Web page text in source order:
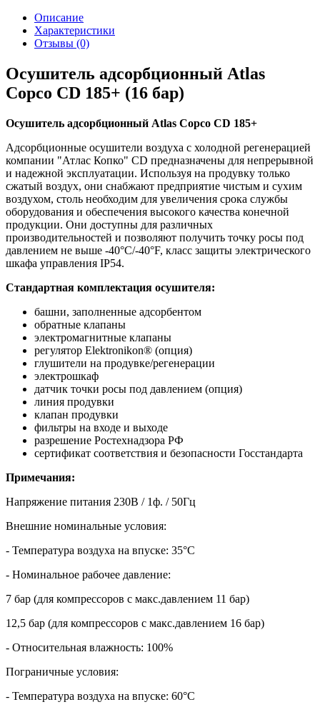
Описание
Характеристики
Отзывы (0)
Осушитель адсорбционный Atlas
Copco CD 185+ (16 бар)
Осушитель адсорбционный Atlas Copco CD 185+
Адсорбционные осушители воздуха с холодной регенерацией
компании "Атлас Копко" CD предназначены для непрерывной
и надежной эксплуатации. Используя на продувку только
сжатый воздух, они снабжают предприятие чистым и сухим
воздухом, столь необходим для увеличения срока службы
оборудования и обеспечения высокого качества конечной
продукции. Они доступны для различных
производительностей и позволяют получить точку росы под
давлением не выше -40°C/-40°F, класс защиты электрического
шкафа управления IP54.
Стандартная комплектация осушителя:
башни, заполненные адсорбентом
обратные клапаны
электромагнитные клапаны
регулятор Elektronikon® (опция)
глушители на продувке/регенерации
электрошкаф
датчик точки росы под давлением (опция)
линия продувки
клапан продувки
фильтры на входе и выходе
разрешение Ростехнадзора РФ
сертификат соответствия и безопасности Госстандарта
Примечания:
Напряжение питания 230В / 1ф. / 50Гц
Внешние номинальные условия:
- Температура воздуха на впуске: 35°С
- Номинальное рабочее давление:
7 бар (для компрессоров с макс.давлением 11 бар)
12,5 бар (для компрессоров с макс.давлением 16 бар)
- Относительная влажность: 100%
Пограничные условия:
- Температура воздуха на впуске: 60°С